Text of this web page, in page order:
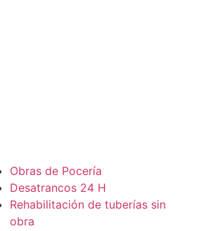
Obras de Pocería
Desatrancos 24 H
Rehabilitación de tuberías sin
obra